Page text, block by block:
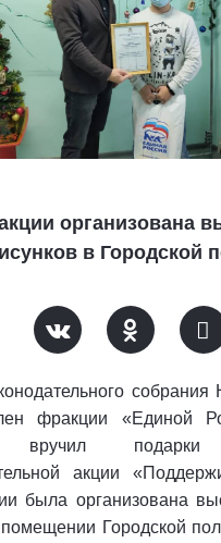
организована
в Городской
собрания
фракции «Единой
подарки
акции
была организована
помещении Городской